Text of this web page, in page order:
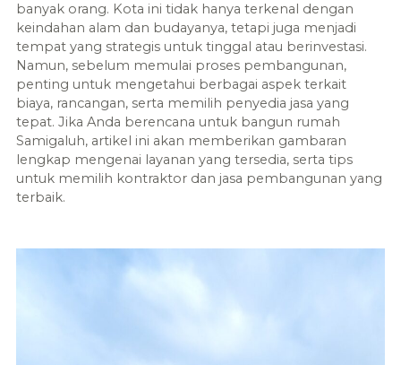
banyak orang. Kota ini tidak hanya terkenal dengan
keindahan alam dan budayanya, tetapi juga menjadi
tempat yang strategis untuk tinggal atau berinvestasi.
Namun, sebelum memulai proses pembangunan,
penting untuk mengetahui berbagai aspek terkait
biaya, rancangan, serta memilih penyedia jasa yang
tepat. Jika Anda berencana untuk bangun rumah
Samigaluh, artikel ini akan memberikan gambaran
lengkap mengenai layanan yang tersedia, serta tips
untuk memilih kontraktor dan jasa pembangunan yang
terbaik.